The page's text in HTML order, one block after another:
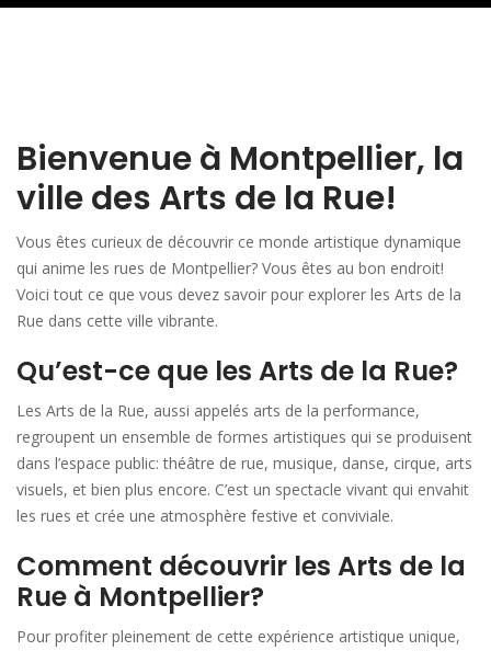
Bienvenue à Montpellier, la
ville des Arts de la Rue!
Vous êtes curieux de découvrir ce monde artistique dynamique
qui anime les rues de Montpellier? Vous êtes au bon endroit!
Voici tout ce que vous devez savoir pour explorer les Arts de la
Rue dans cette ville vibrante.
Qu’est-ce que les Arts de la Rue?
Les Arts de la Rue, aussi appelés arts de la performance,
regroupent un ensemble de formes artistiques qui se produisent
dans l’espace public: théâtre de rue, musique, danse, cirque, arts
visuels, et bien plus encore. C’est un spectacle vivant qui envahit
les rues et crée une atmosphère festive et conviviale.
Comment découvrir les Arts de la
Rue à Montpellier?
Pour profiter pleinement de cette expérience artistique unique,